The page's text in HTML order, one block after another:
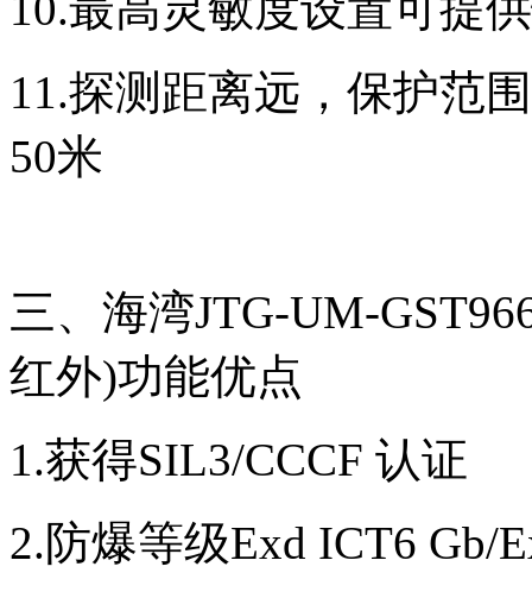
11.探测距离远，保护范
50米
三、海湾JTG-UM-
红外)功能优点
1.获得SIL3/CCCF 认证
2.防爆等级Exd ICT6 Gb/